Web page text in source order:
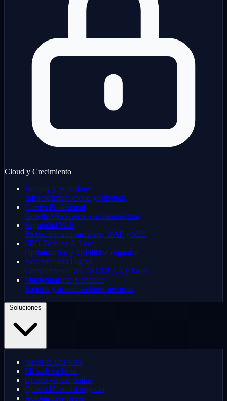
Cloud y Crecimiento
Hosting y Servidores
Infraestructura cloud gestionada
Correo Profesional
Google Workspace e infraestructura
Seguridad Web
Protección anti-malware, WAF y SSL
SEO Técnico & Local
Optimización y visibilidad orgánica
Accesibilidad Digital
Cumplimiento WCAG 2.2 AA y leyes
Mantenimiento Continuo
Soporte y actualizaciones técnicas
Necesito una web
Mi web va lenta
Quiero vender online
Quiero IA en mi negocio
Automatizar tareas